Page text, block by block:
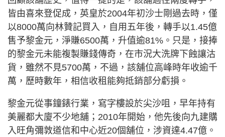
皆由喜來登促成，英皇於2004年初沙士剛過去時，僅
以8000萬向林贊記買入，自用五年後，轉手以1.45億
售予黎金元，淨賺6500萬，升值逾81%。只是，接捧
的黎金元未能複製賺錢傳奇，在市況大洗牌下蝕讓沽
貨，雖然不見5700萬，不過，該舖位高峰時年收逾千
萬，歷時數年，相信收租能夠抵銷部分虧損。
黎金元從事鐘錶行業，寫字樓設於尖沙咀，早年持有
美麗都大廈不少地舖；2010年開始，他先後向九建購
入旺角彌敦道信和中心近20個舖位，涉資達4.47億。